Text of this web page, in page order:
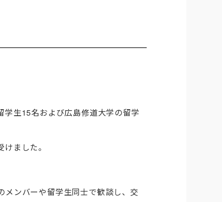
生15名および広島修道大学の留学
ました。
ンバーや留学生同士で歓談し、交